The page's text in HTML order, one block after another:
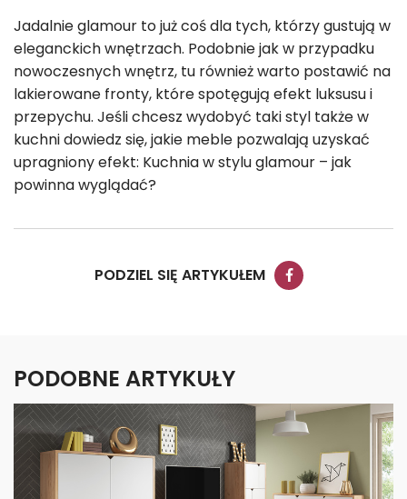
Jadalnie glamour to już coś dla tych, którzy gustują w
eleganckich wnętrzach. Podobnie jak w przypadku
nowoczesnych wnętrz, tu również warto postawić na
lakierowane fronty, które spotęgują efekt luksusu i
przepychu. Jeśli chcesz wydobyć taki styl także w
kuchni dowiedz się, jakie meble pozwalają uzyskać
upragniony efekt: Kuchnia w stylu glamour – jak
powinna wyglądać?
PODZIEL SIĘ ARTYKUŁEM
PODOBNE ARTYKUŁY